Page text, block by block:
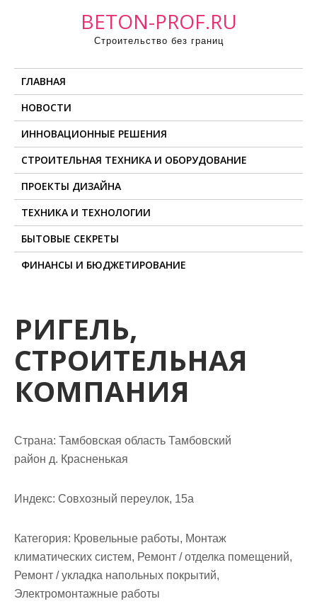
BETON-PROF.RU
Строительство без границ
ГЛАВНАЯ
НОВОСТИ
ИННОВАЦИОННЫЕ РЕШЕНИЯ
СТРОИТЕЛЬНАЯ ТЕХНИКА И ОБОРУДОВАНИЕ
ПРОЕКТЫ ДИЗАЙНА
ТЕХНИКА И ТЕХНОЛОГИИ
БЫТОВЫЕ СЕКРЕТЫ
ФИНАНСЫ И БЮДЖЕТИРОВАНИЕ
РИГЕЛЬ,
СТРОИТЕЛЬНАЯ
КОМПАНИЯ
Страна: Тамбовская область Тамбовский
район д. Красненькая
Индекс: Совхозный переулок, 15а
Категория: Кровельные работы, Монтаж
климатических систем, Ремонт / отделка помещений,
Ремонт / укладка напольных покрытий,
Электромонтажные работы